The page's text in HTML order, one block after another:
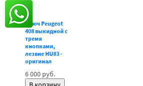
Ключ Peugeot
408 выкидной с
тремя
кнопками,
лезвие HU83 -
оригинал
6 000 руб.